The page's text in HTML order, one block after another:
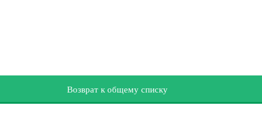
Возврат к общему списку